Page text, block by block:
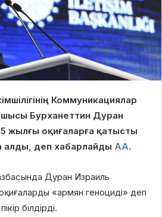
Коммуникациялар
Бурханеттин Дуран
жылғы оқиғаларға қатысты
алды, деп хабарлайды АА.
Дуран Израиль
«армян геноциді» деп
білдірді.